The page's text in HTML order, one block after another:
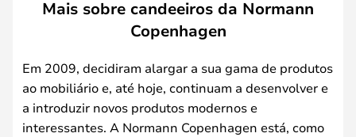
Mais sobre candeeiros da Normann
Copenhagen
Em 2009, decidiram alargar a sua gama de produtos
ao mobiliário e, até hoje, continuam a desenvolver e
a introduzir novos produtos modernos e
interessantes. A Normann Copenhagen está, como